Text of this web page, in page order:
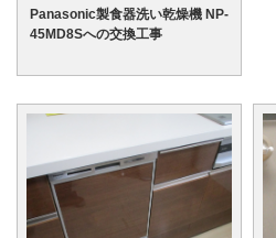
Panasonic製食器洗い乾燥機 NP-
45MD8Sへの交換工事